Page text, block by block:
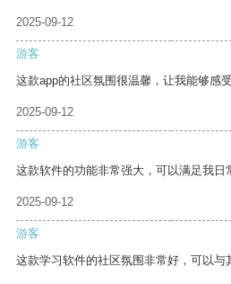
2025-09-12
游客
这款app的社区氛围很温馨，让我能够感
2025-09-12
游客
这款软件的功能非常强大，可以满足我日
2025-09-12
游客
这款学习软件的社区氛围非常好，可以与